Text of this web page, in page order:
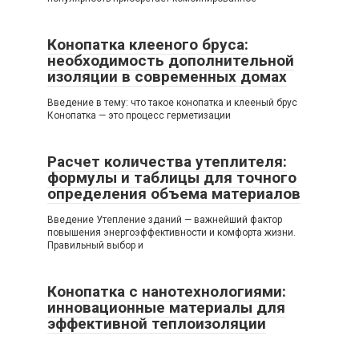
Конопатка клееного бруса:
необходимость дополнительной
изоляции в современных домах
Введение в тему: что такое конопатка и клееный брус
Конопатка — это процесс герметизации
Расчет количества утеплителя:
формулы и таблицы для точного
определения объема материалов
Введение Утепление зданий — важнейший фактор
повышения энергоэффективности и комфорта жизни.
Правильный выбор и
Конопатка с нанотехнологиями:
инновационные материалы для
эффективной теплоизоляции